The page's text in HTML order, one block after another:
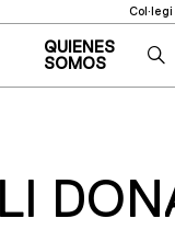
QUIENES
SOMOS